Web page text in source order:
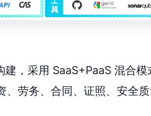
，采用 SaaS+PaaS 混合
劳务、合同、证照、安全质